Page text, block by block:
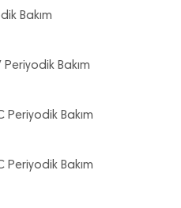
Bakım
Bakım
Periyodik Bakım
Periyodik Bakım